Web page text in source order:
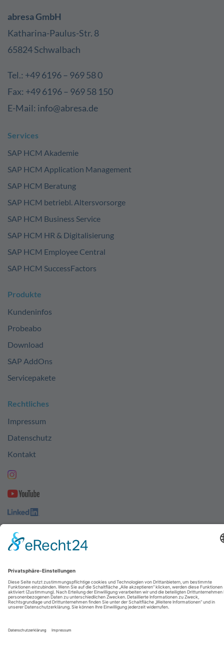
abresa GmbH
Katharina-Paulus-Str. 8
65824 Schwalbach
Tel.: +49 6196 – 969 58 0
Fax: +49 6196 – 969 58 150
E-Mail: info@abresa.de
Services
SAP HCM Akademie
SAP HCM Application Management
SAP HCM Beratung
SAP HCM betriebl. Altersvorsorge
SAP HCM Business Service
SAP HCM HR & Digitalisierung
SAP HCM Employee Central
SAP HCM SuccessFactors
Produkte
Kundeninfos
Probeabo
Download
SAP AddOns
Servicepakete
Rechtliches
Impressum
Datenschutz
Kontakt
© 2026abresa GmbH| Designed byUNIKAT